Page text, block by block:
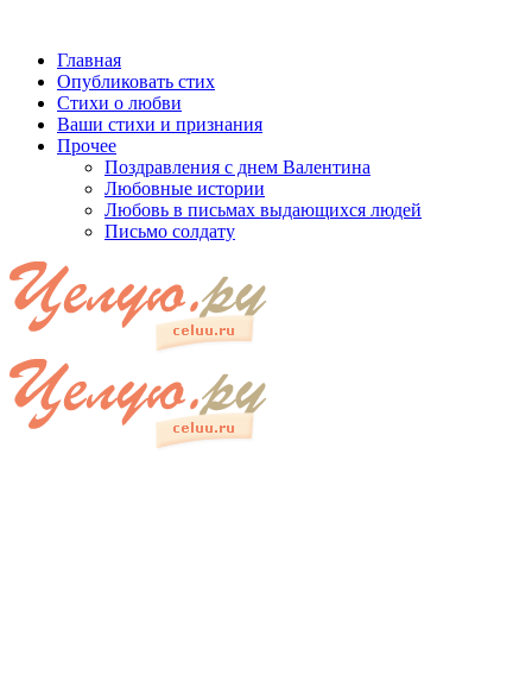
Главная
Опубликовать стих
Стихи о любви
Ваши стихи и признания
Прочее
Поздравления с днем Валентина
Любовные истории
Любовь в письмах выдающихся людей
Письмо солдату